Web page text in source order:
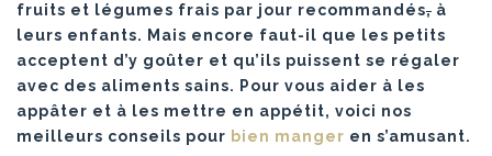
fruits et légumes frais par jour recommandés, à
leurs enfants. Mais encore faut-il que les petits
acceptent d’y goûter et qu’ils puissent se régaler
avec des aliments sains. Pour vous aider à les
appâter et à les mettre en appétit, voici nos
meilleurs conseils pour bien manger en s’amusant.